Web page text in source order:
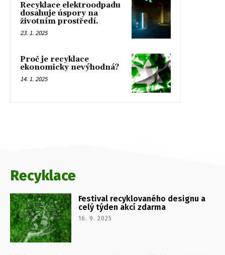
Recyklace elektroodpadu
dosahuje úspory na
životním prostředí.
23. 1. 2025
Proč je recyklace
ekonomicky nevýhodná?
14. 1. 2025
Recyklace
Festival recyklovaného designu a
celý týden akcí zdarma
16. 9. 2025